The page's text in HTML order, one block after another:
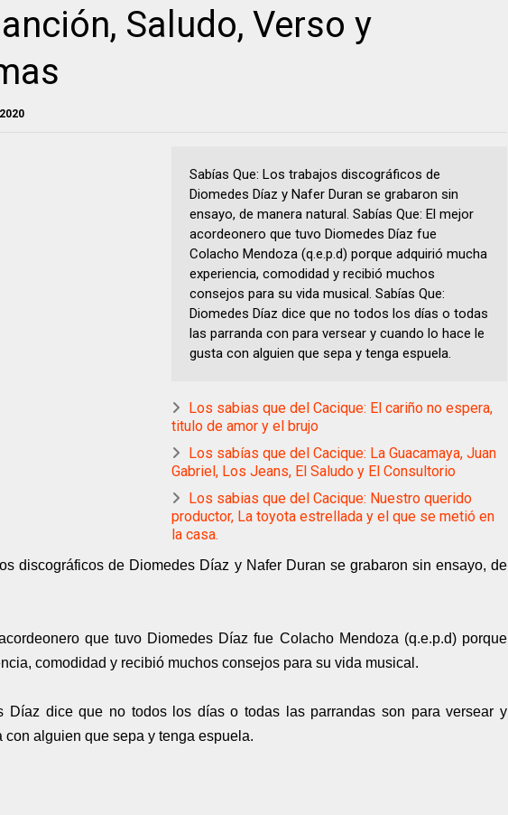
Saludo, Verso y
Sabías Que: Los trabajos discográficos de
Diomedes Díaz y Nafer Duran se grabaron sin
ensayo, de manera natural. Sabías Que: El mejor
acordeonero que tuvo Diomedes Díaz fue
Colacho Mendoza (q.e.p.d) porque adquirió mucha
experiencia, comodidad y recibió muchos
consejos para su vida musical. Sabías Que:
Diomedes Díaz dice que no todos los días o todas
las parranda con para versear y cuando lo hace le
gusta con alguien que sepa y tenga espuela.
Los sabias que del Cacique: El cariño no espera,
titulo de amor y el brujo
Los sabías que del Cacique: La Guacamaya, Juan
Gabriel, Los Jeans, El Saludo y El Consultorio
Los sabias que del Cacique: Nuestro querido
productor, La toyota estrellada y el que se metió en
la casa.
discográficos de Diomedes Díaz y Nafer Duran se grabaron sin ensayo, de
que tuvo Diomedes Díaz fue Colacho Mendoza (q.e.p.d) porque
comodidad y recibió muchos consejos para su vida musical.
Díaz dice que no todos los días o todas las parrandas son para versear y
con alguien que sepa y tenga espuela.